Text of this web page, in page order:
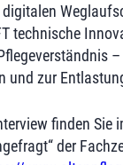
technische
und zur
finden Sie
der